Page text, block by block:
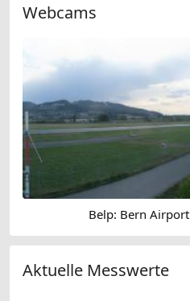
Webcams
Belp: Bern Airport
Aktuelle Messwerte